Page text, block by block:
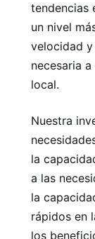
tendencias
un nivel
velocidad
necesaria
local.
Nuestra
la
a las
la
rápidos en
los